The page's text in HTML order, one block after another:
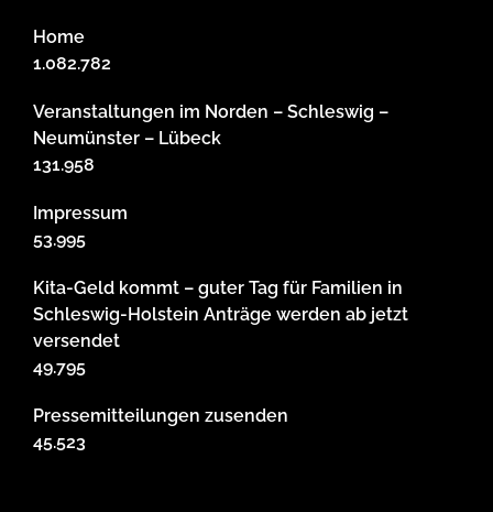
Home
1.082.782
Veranstaltungen im Norden – Schleswig –
Neumünster – Lübeck
131.958
Impressum
53.995
Kita-Geld kommt – guter Tag für Familien in
Schleswig-Holstein Anträge werden ab jetzt
versendet
49.795
Pressemitteilungen zusenden
45.523